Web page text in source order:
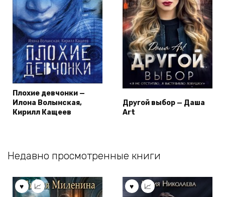
Плохие девчонки —
Илона Волынская,
Кирилл Кащеев
Другой выбор — Даша
Art
Недавно просмотренные книги